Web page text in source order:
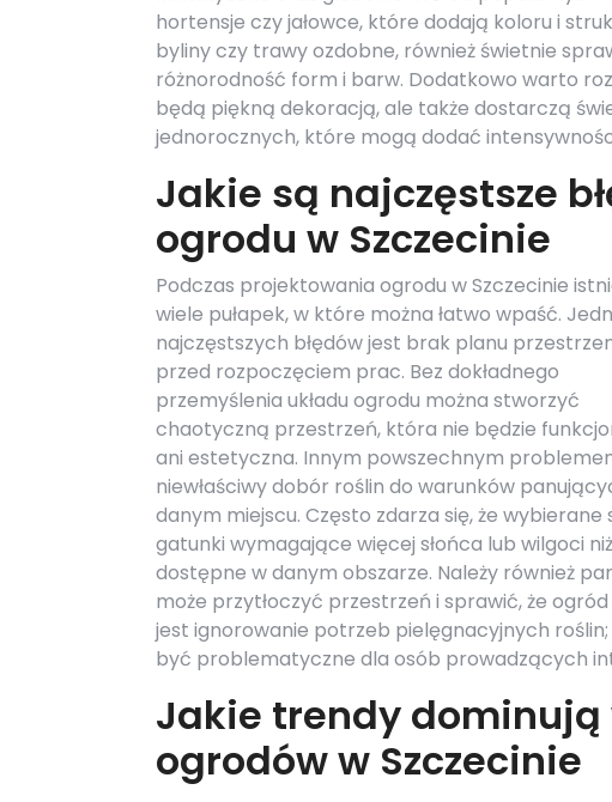
hortensje czy jałowce, które dodają koloru i
byliny czy trawy ozdobne, również świetnie
różnorodność form i barw. Dodatkowo warto
będą piękną dekoracją, ale także dostarczą
jednorocznych, które mogą dodać
Jakie są najczęstsze
ogrodu w Szczecinie
Podczas projektowania ogrodu w Szczecinie
wiele pułapek, w które można łatwo wpaść.
najczęstszych błędów jest brak planu
przed rozpoczęciem prac. Bez dokładnego
przemyślenia układu ogrodu można stworzyć
chaotyczną przestrzeń, która nie będzie
ani estetyczna. Innym powszechnym
niewłaściwy dobór roślin do warunków
danym miejscu. Często zdarza się, że wybierane
gatunki wymagające więcej słońca lub wilgoci
dostępne w danym obszarze. Należy również
może przytłoczyć przestrzeń i sprawić, że
jest ignorowanie potrzeb pielęgnacyjnych
być problematyczne dla osób prowadzących
Jakie trendy
ogrodów w Szczecinie